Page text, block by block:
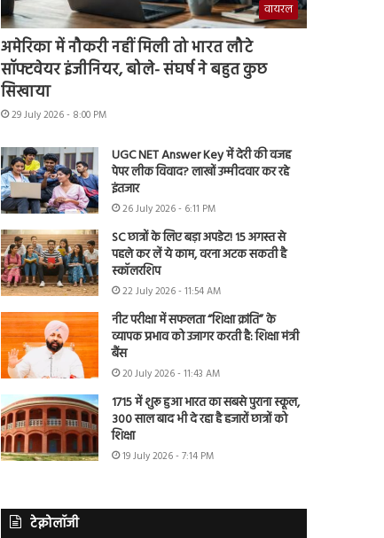
वायरल
अमेरिका में नौकरी नहीं मिली तो भारत लौटे
सॉफ्टवेयर इंजीनियर, बोले- संघर्ष ने बहुत कुछ
सिखाया
29 July 2026 - 8:00 PM
UGC NET Answer Key में देरी की वजह
पेपर लीक विवाद? लाखों उम्मीदवार कर रहे
इंतजार
26 July 2026 - 6:11 PM
SC छात्रों के लिए बड़ा अपडेट! 15 अगस्त से
पहले कर लें ये काम, वरना अटक सकती है
स्कॉलरशिप
22 July 2026 - 11:54 AM
नीट परीक्षा में सफलता “शिक्षा क्रांति” के
व्यापक प्रभाव को उजागर करती है: शिक्षा मंत्री
बैंस
20 July 2026 - 11:43 AM
1715 में शुरू हुआ भारत का सबसे पुराना स्कूल,
300 साल बाद भी दे रहा है हजारों छात्रों को
शिक्षा
19 July 2026 - 7:14 PM
टेक्नोलॉजी